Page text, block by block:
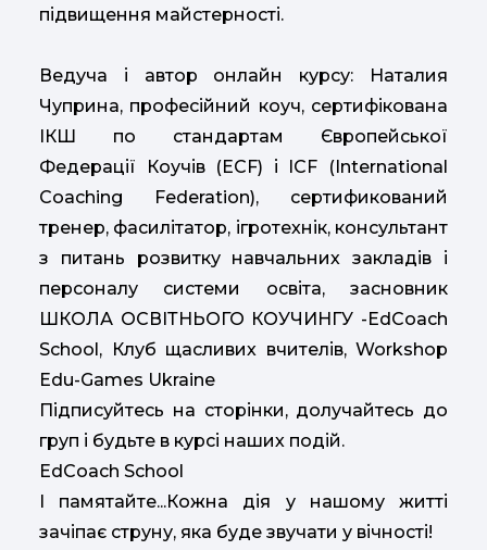
підвищення майстерності.
Ведуча і автор онлайн курсу: Наталия
Чуприна, професійний коуч, сертифікована
ІКШ по стандартам Європейської
Федерації Коучів (ECF) і ICF (International
Coaching Federation), сертификований
тренер, фасилітатор, ігротехнік, консультант
з питань розвитку навчальних закладів і
персоналу системи освіта, засновник
ШКОЛА ОСВІТНЬОГО КОУЧИНГУ -EdCoach
School, Клуб щасливих вчителів, Workshop
Edu-Games Ukraine
Підписуйтесь на сторінки, долучайтесь до
груп і будьте в курсі наших подій.
EdCoach School
І памятайте...Кожна дія у нашому житті
зачіпає струну, яка буде звучати у вічності!